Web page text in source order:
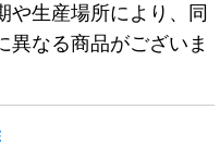
や生産場所により、同
異なる商品がございま